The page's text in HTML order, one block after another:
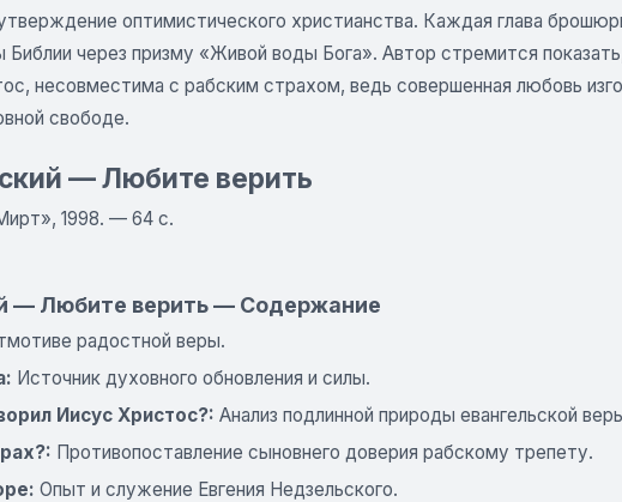
утверждение оптимистического христианства. Каждая глава
через призму «Живой воды Бога». Автор стремится
несовместима с рабским страхом, ведь совершенная любовь
свободе.
— Любите верить
1998. — 64 с.
— Любите верить — Содержание
радостной веры.
Источник духовного обновления и силы.
Иисус Христос?: Анализ подлинной природы евангельской
Противопоставление сыновнего доверия рабскому трепету.
Опыт и служение Евгения Недзельского.